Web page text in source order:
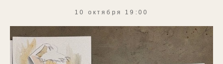
10 октября 19:00